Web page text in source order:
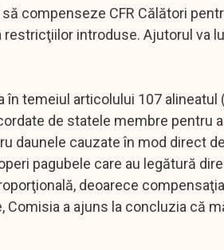
compenseze CFR Călători
introduse. Ajutorul va
temeiul articolului 107 alineatul
de statele membre pentru
daunele cauzate în mod direct
pagubele care au legătură
deoarece
Comisia a ajuns la concluzia că